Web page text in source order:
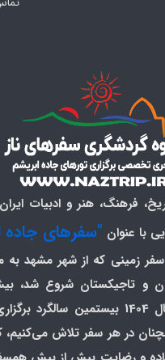
فرهنگ، هنر و ادبیات
با عنوان "سفرهای جاده
سفر زمینی که از شهر مشهد
و تاجیکستان شروع
گذشته است. در سال 1404 بیستمین
در هر سفر تلاش می‌کنیم،